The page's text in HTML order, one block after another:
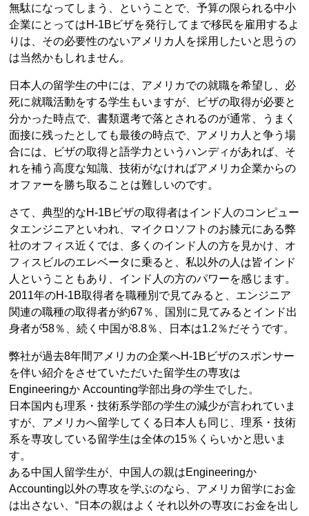
無駄になってしまう、ということで、予算の限られる中小
企業にとってはH-1Bビザを発行してまで移民を雇用するよ
りは、その必要性のないアメリカ人を採用したいと思うの
は当然かもしれません。
日本人の留学生の中には、アメリカでの就職を希望し、必
死に就職活動をする学生もいますが、ビザの取得が必要と
分かった時点で、書類選考で落とされるのが通常、うまく
面接に残ったとしても最後の時点で、アメリカ人と争う場
合には、ビザの取得と語学力というハンディがあれば、そ
れを補う高度な知識、技術がなければアメリカ企業からの
オファーを勝ち取ることは難しいのです。
さて、典型的なH-1Bビザの取得者はインド人のコンピュー
タエンジニアといわれ、マイクロソフトのお膝元にある弊
社のオフィス近くでは、多くのインド人の方を見かけ、オ
フィスビルのエレベータに乗ると、私以外の人は皆インド
人ということもあり、インド人の方のパワーを感じます。
2011年のH-1B取得者を職種別で見てみると、エンジニア
関連の職種の取得者が約67％、国別に見てみるとインド出
身者が58％、続く中国が8.8％、日本は1.2％だそうです。
弊社が過去8年間アメリカの企業へH-1Bビザのスポンサー
を伴い紹介をさせていただいた留学生の専攻は
Engineeringか Accounting学部出身の学生でした。
日本国内も理系・技術系学部の学生の減少が言われていま
すが、アメリカへ留学してくる日本人も同じ、理系・技術
系を専攻している留学生は全体の15％くらいかと思いま
す。
ある中国人留学生が、中国人の親はEngineeringか
Accounting以外の専攻を学ぶのなら、アメリカ留学にお金
は出さない、“日本の親はよくそれ以外の専攻にお金を出し